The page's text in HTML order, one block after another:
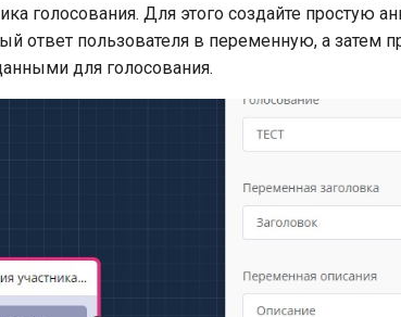
голосования. Для этого создайте простую
ответ пользователя в переменную, а затем
для голосования.